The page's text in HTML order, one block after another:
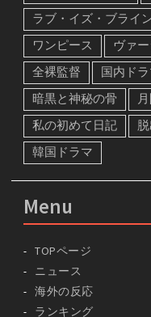
ラブ・イズ・ブライ
ワンピース
ヴァ
全裸監督
国内ド
暗黒と神秘の骨
私の初めて日記
韓国ドラマ
Menu
TOPページ
ニュース
海外の反応
ランキング